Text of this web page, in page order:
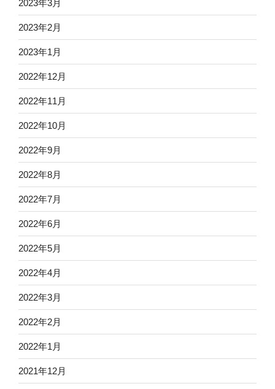
2023年3月
2023年2月
2023年1月
2022年12月
2022年11月
2022年10月
2022年9月
2022年8月
2022年7月
2022年6月
2022年5月
2022年4月
2022年3月
2022年2月
2022年1月
2021年12月